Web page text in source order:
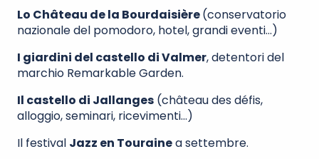
Lo Château de la Bourdaisière(conservatorio
nazionale del pomodoro, hotel, grandi eventi…)
I giardini del castello di Valmer, detentori del
marchio Remarkable Garden.
Il castello di Jallanges (château des défis,
alloggio, seminari, ricevimenti…)
Il festival Jazz en Tourainea settembre.